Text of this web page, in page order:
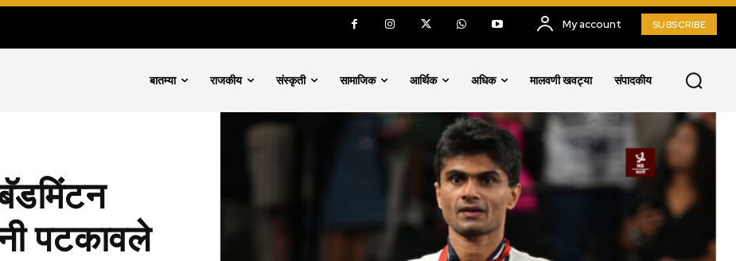
My account SUBSCRIBE
बातम्या राजकीय संस्कृती सामाजिक आर्थिक अधिक मालवणी खवट्या संपादकीय
पटकावले